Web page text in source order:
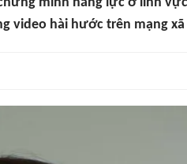
video hài hước trên mạng